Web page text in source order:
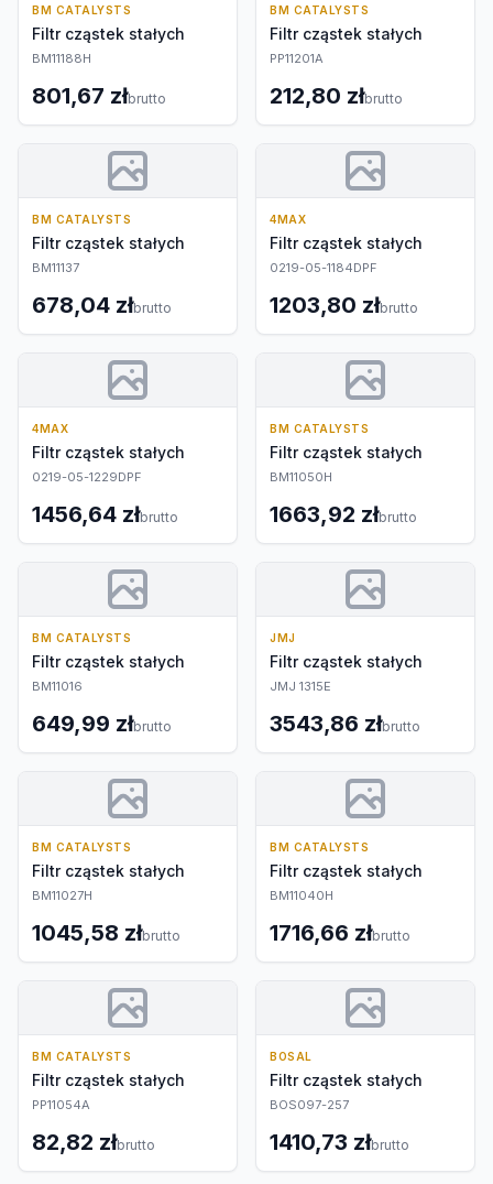
BM CATALYSTS
Filtr cząstek stałych
BM11188H
801,67 złbrutto
BM CATALYSTS
Filtr cząstek stałych
PP11201A
212,80 złbrutto
BM CATALYSTS
Filtr cząstek stałych
BM11137
678,04 złbrutto
4MAX
Filtr cząstek stałych
0219-05-1184DPF
1203,80 złbrutto
4MAX
Filtr cząstek stałych
0219-05-1229DPF
1456,64 złbrutto
BM CATALYSTS
Filtr cząstek stałych
BM11050H
1663,92 złbrutto
BM CATALYSTS
Filtr cząstek stałych
BM11016
649,99 złbrutto
JMJ
Filtr cząstek stałych
JMJ 1315E
3543,86 złbrutto
BM CATALYSTS
Filtr cząstek stałych
BM11027H
1045,58 złbrutto
BM CATALYSTS
Filtr cząstek stałych
BM11040H
1716,66 złbrutto
BM CATALYSTS
Filtr cząstek stałych
PP11054A
82,82 złbrutto
BOSAL
Filtr cząstek stałych
BOS097-257
1410,73 złbrutto